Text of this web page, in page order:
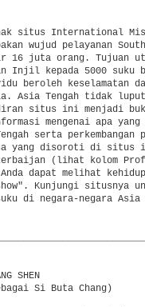
situs International
wujud pelayanan
16 juta orang. Tujuan
Injil kepada 5000 suku
beroleh keselamatan
Asia Tengah tidak
situs ini menjadi
mengenai apa yang
serta perkembangan
yang disoroti di situs
(lihat kolom
dapat melihat
Kunjungi situsnya
di negara-negara Asia
SHEN
Si Buta Chang)